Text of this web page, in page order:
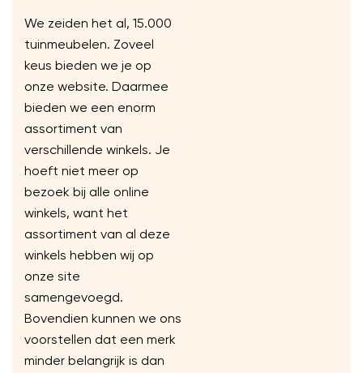
We zeiden het al, 15.000
tuinmeubelen. Zoveel
keus bieden we je op
onze website. Daarmee
bieden we een enorm
assortiment van
verschillende winkels. Je
hoeft niet meer op
bezoek bij alle online
winkels, want het
assortiment van al deze
winkels hebben wij op
onze site
samengevoegd.
Bovendien kunnen we ons
voorstellen dat een merk
minder belangrijk is dan